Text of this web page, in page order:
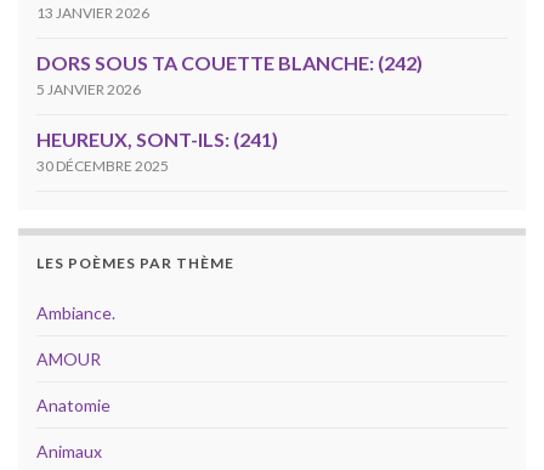
13 JANVIER 2026
DORS SOUS TA COUETTE BLANCHE: (242)
5 JANVIER 2026
HEUREUX, SONT-ILS: (241)
30 DÉCEMBRE 2025
LES POÈMES PAR THÈME
Ambiance.
AMOUR
Anatomie
Animaux